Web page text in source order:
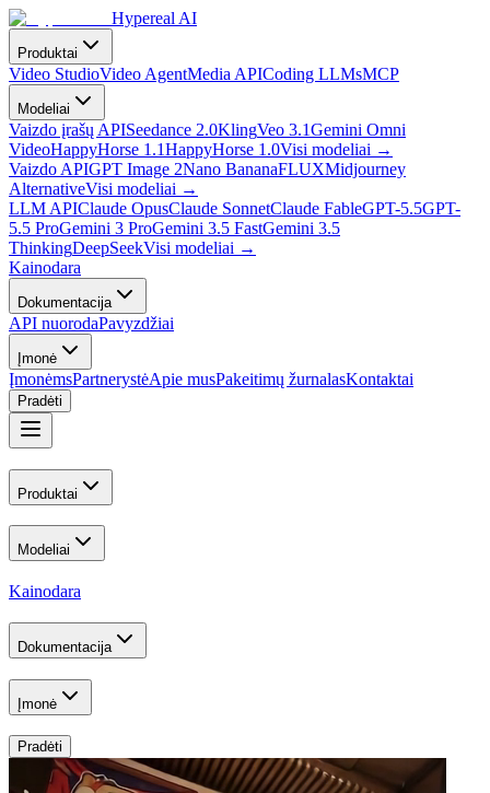
Hypereal AI
Produktai
Video StudioVideo AgentMedia APICoding LLMsMCP
Modeliai
Vaizdo įrašų APISeedance 2.0KlingVeo 3.1Gemini Omni
VideoHappyHorse 1.1HappyHorse 1.0Visi modeliai →
Vaizdo APIGPT Image 2Nano BananaFLUXMidjourney
AlternativeVisi modeliai →
LLM APIClaude OpusClaude SonnetClaude FableGPT-5.5GPT-
5.5 ProGemini 3 ProGemini 3.5 FastGemini 3.5
ThinkingDeepSeekVisi modeliai →
Kainodara
Dokumentacija
API nuorodaPavyzdžiai
Įmonė
ĮmonėmsPartnerystėApie musPakeitimų žurnalasKontaktai
Pradėti
Produktai
Modeliai
Kainodara
Dokumentacija
Įmonė
Pradėti